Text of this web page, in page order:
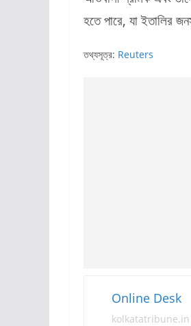
হতে পারে, যা ইতালির
তথ্যসূত্র: Reuters
Online Desk
kolkatatribune.in